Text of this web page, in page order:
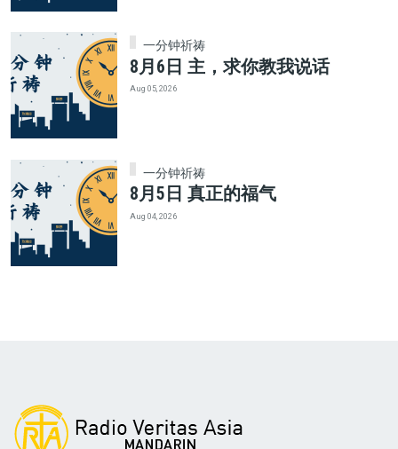
一分钟祈祷
8月6日 主，求你教我说话
Aug 05, 2026
一分钟祈祷
8月5日 真正的福气
Aug 04, 2026